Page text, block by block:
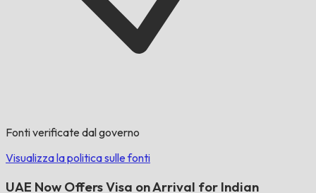
Fonti verificate dal governo
Visualizza la politica sulle fonti
UAE Now Offers Visa on Arrival for Indian